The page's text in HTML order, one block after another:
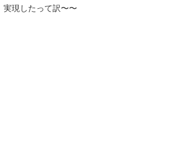
実現したって訳〜〜